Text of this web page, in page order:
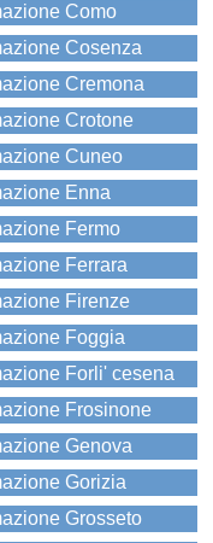
Como
Cosenza
Cremona
Crotone
Cuneo
Enna
Fermo
Ferrara
Firenze
Foggia
Forli' cesena
Frosinone
Genova
Gorizia
Grosseto